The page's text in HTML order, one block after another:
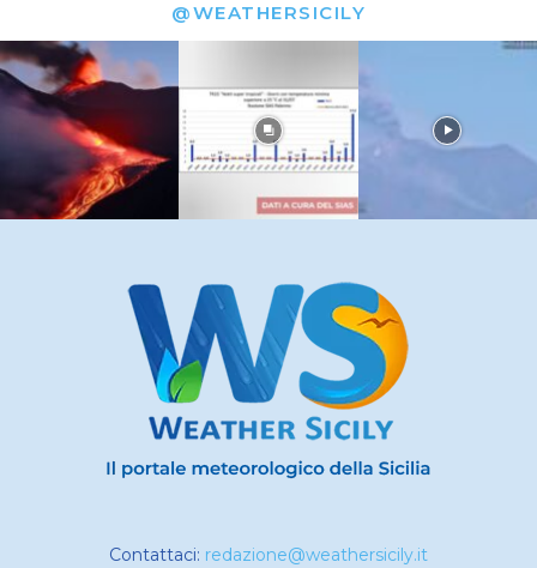
@WEATHERSICILY
Contattaci: redazione@weathersicily.it